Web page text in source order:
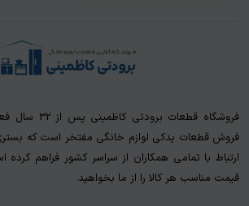
فروشگاه
فروش قطعات یدکی لوازم خانگی مفتخر است که
ارتباط با تمامی همکاران از سراسر کشور فراهم
قیمت مناسب هر کالا را از ما بخواهید.